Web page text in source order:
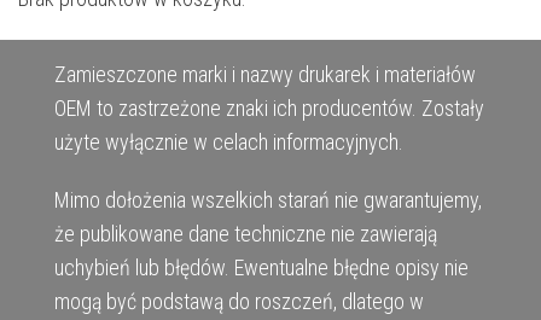
Zamieszczone marki i nazwy drukarek i materiałów
OEM to zastrzeżone znaki ich producentów. Zostały
użyte wyłącznie w celach informacyjnych.
Mimo dołożenia wszelkich starań nie gwarantujemy,
że publikowane dane techniczne nie zawierają
uchybień lub błędów. Ewentualne błędne opisy nie
mogą być podstawą do roszczeń, dlatego w